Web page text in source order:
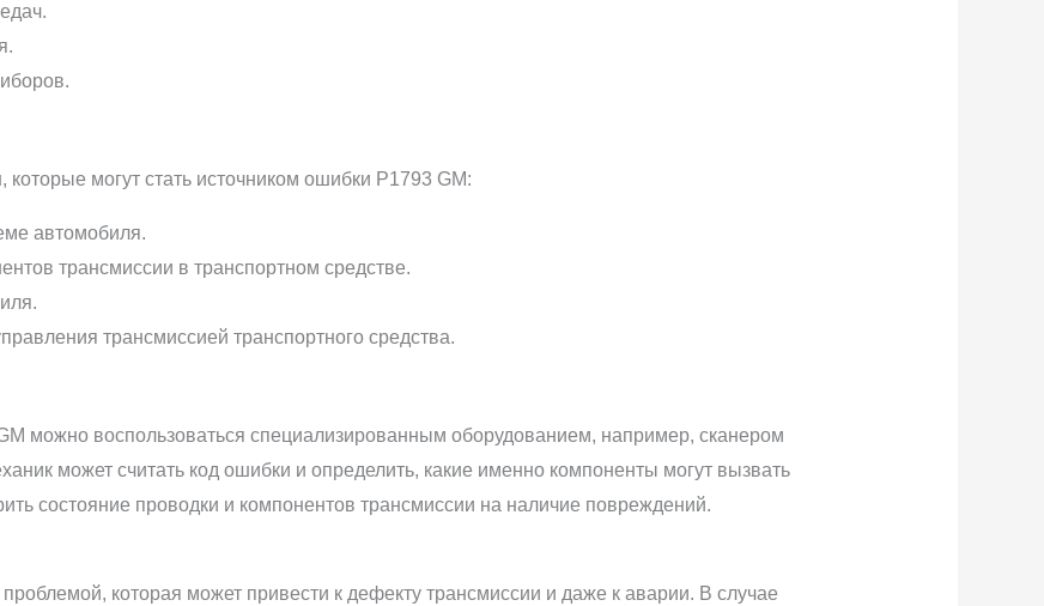
могут стать источником ошибки P1793 GM:
автомобиля.
трансмиссии в транспортном средстве.
трансмиссией транспортного средства.
можно воспользоваться специализированным оборудованием, например, сканером
может считать код ошибки и определить, какие именно компоненты могут вызвать
состояние проводки и компонентов трансмиссии на наличие повреждений.
которая может привести к дефекту трансмиссии и даже к аварии. В случае